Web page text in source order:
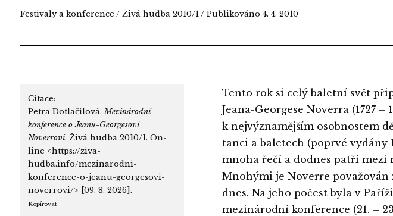
Festivaly a konference / Živá hudba 2010/1/ Publikováno 4. 4. 2010
Citace:
Petra Dotlačilová.Mezinárodní
konference o Jeanu-Georgesovi
Noverrovi. Živá hudba 2010/1. On-
line <https://ziva-
hudba.info/mezinarodni-
konference-o-jeanu-georgesovi-
noverrovi/> [09. 8. 2026].
Kopírovat
Tento rok si celý baletní svět
Jeana-Georgese Noverra (1727
k nejvýznamějším osobnostem
tanci a baletech (poprvé vydány
mnoha řečí a dodnes patří
Mnohými je Noverre považován
dnes. Na jeho počest byla v
mezinárodní konference (21. –